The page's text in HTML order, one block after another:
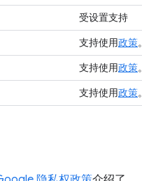
受设置支持
支持使用政策。
支持使用政策。
支持使用政策。